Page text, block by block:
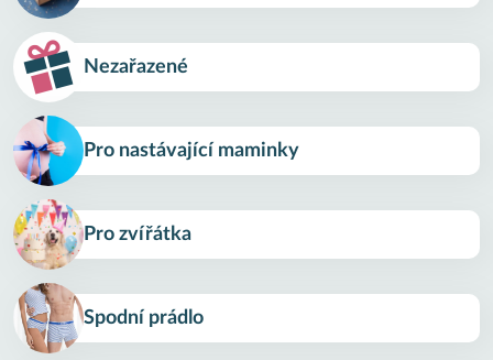
Nezařazené
Pro nastávající maminky
Pro zvířátka
Spodní prádlo